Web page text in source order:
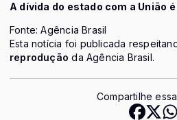
A dívida do estado com a União
Fonte: Agência Brasil
Esta notícia foi publicada
reprodução da Agência Brasil.
Compartilhe